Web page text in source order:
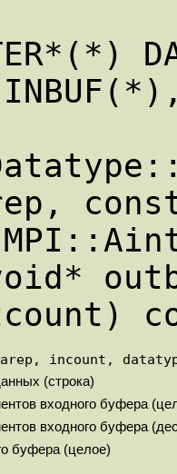
datarep, incount,
(строка)
входного буфера
входного буфера
буфера (целое)